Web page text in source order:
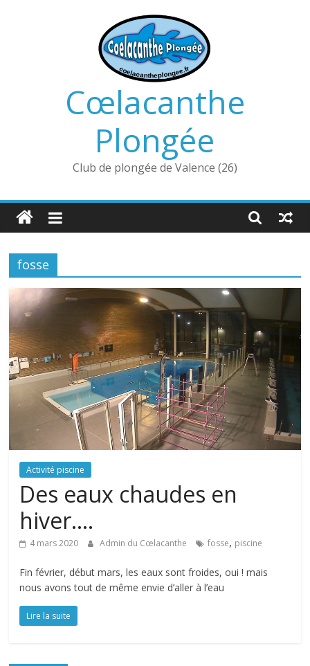
Cœlacanthe
Plongée
Club de plongée de Valence (26)
fosse
Activité piscine
Des eaux chaudes en
hiver….
4 mars 2020 Admin du Cœlacanthe fosse, piscine
Fin février, début mars, les eaux sont froides, oui ! mais
nous avons tout de même envie d’aller à l’eau
Lire la suite